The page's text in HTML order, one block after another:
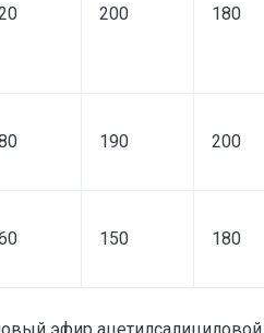
200 180
190 200
150 180